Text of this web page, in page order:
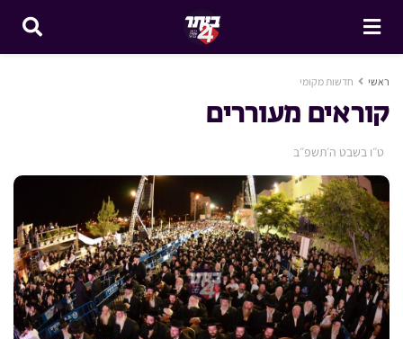
ראשי חדשות מקומי
קוראים מעוררים
ט״ו בשבט ה׳תשפ״ב